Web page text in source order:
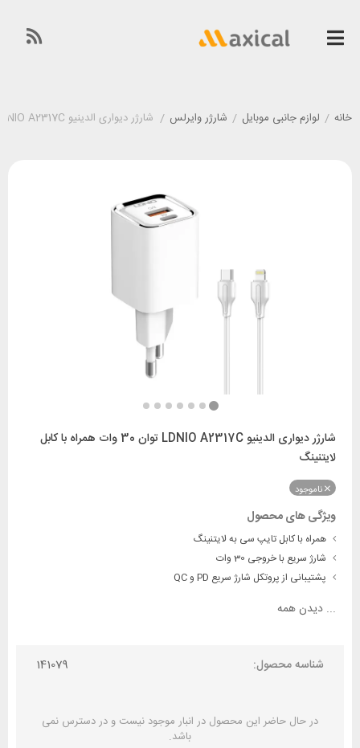
خانه / لوازم جانبی موبایل / شارژر وایرلس / شارژر دیواری الدینیو LDNIO A2317C توان 30 وات همراه با کابل لایتنینگ
شارژر دیواری الدینیو LDNIO A2317C توان 30 وات همراه با کابل
لایتنینگ
ناموجود
ویژگی های محصول
همراه با کابل تایپ سی به لایتنینگ
شارژ سریع با خروجی 30 وات
پشتیبانی از پروتکل‌ شارژ سریع PD و QC
... دیدن همه
شناسه محصول: 141079
در حال حاضر این محصول در انبار موجود نیست و در دسترس نمی
باشد.